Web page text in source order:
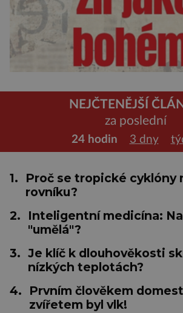
NEJČTENĚJŠÍ
za poslední
24 hodin 3 dny
1.
Proč se tropické cyklóny
rovníku?
2.
Inteligentní medicína:
"umělá"?
3. Je klíč k dlouhověkosti
nízkých teplotách?
4.
Prvním člověkem
zvířetem byl vlk!